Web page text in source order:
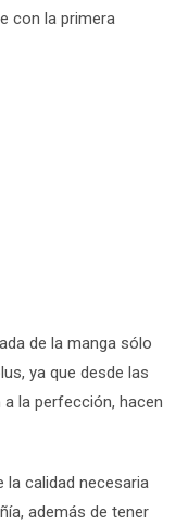
con la primera
de la manga sólo
ya que desde las
la perfección, hacen
la calidad necesaria
además de tener